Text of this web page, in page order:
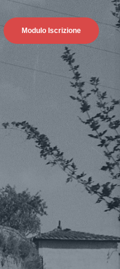
Modulo Iscrizione